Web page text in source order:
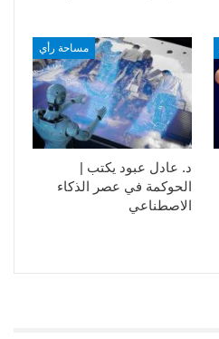
مساحة رأي
د. عادل عبود يكتب |
الحوكمة في عصر الذكاء
الاصطناعي